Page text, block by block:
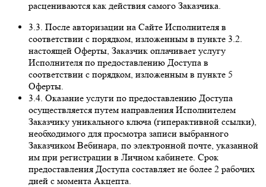
расцениваются как действия самого Заказчика.
3.3. После авторизации на Сайте Исполнителя в
соответствии с порядком, изложенным в пункте 3.2.
настоящей Оферты, Заказчик оплачивает услугу
Исполнителя по предоставлению Доступа в
соответствии с порядком, изложенным в пункте 5
Оферты.
3.4. Оказание услуги по предоставлению Доступа
осуществляется путем направления Исполнителем
Заказчику уникального ключа (гиперактивной ссылки),
необходимого для просмотра записи выбранного
Заказчиком Вебинара, по электронной почте, указанной
им при регистрации в Личном кабинете. Срок
предоставления Доступа составляет не более 2 рабочих
дней с момента Акцепта.